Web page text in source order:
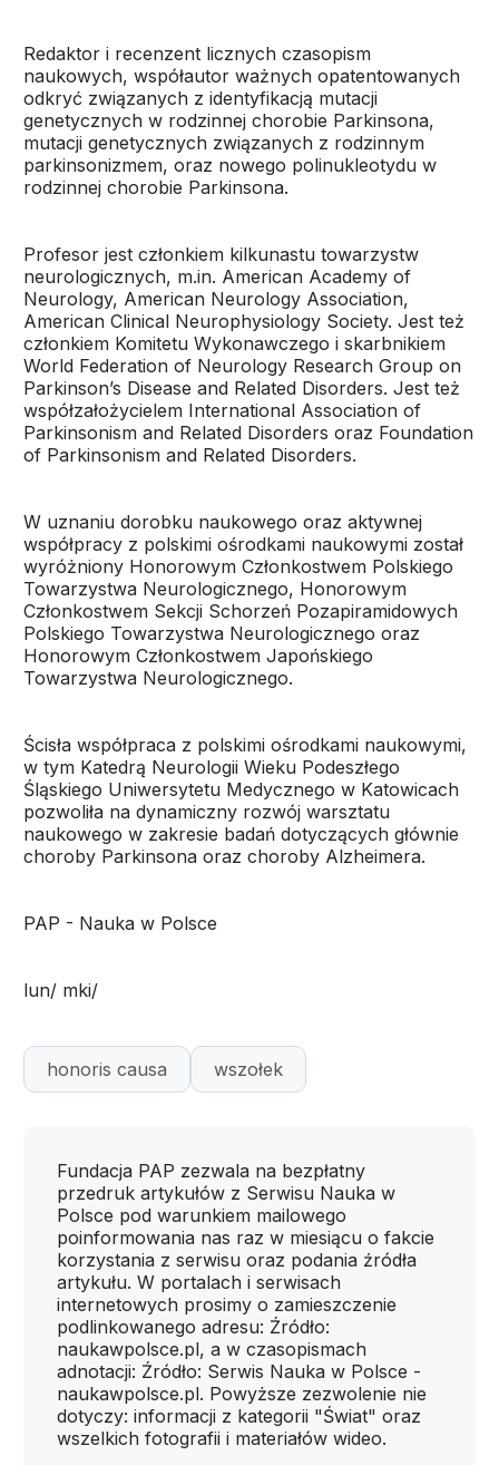
Redaktor i recenzent licznych czasopism
naukowych, współautor ważnych opatentowanych
odkryć związanych z identyfikacją mutacji
genetycznych w rodzinnej chorobie Parkinsona,
mutacji genetycznych związanych z rodzinnym
parkinsonizmem, oraz nowego polinukleotydu w
rodzinnej chorobie Parkinsona.
Profesor jest członkiem kilkunastu towarzystw
neurologicznych, m.in. American Academy of
Neurology, American Neurology Association,
American Clinical Neurophysiology Society. Jest też
członkiem Komitetu Wykonawczego i skarbnikiem
World Federation of Neurology Research Group on
Parkinson’s Disease and Related Disorders. Jest też
współzałożycielem International Association of
Parkinsonism and Related Disorders oraz Foundation
of Parkinsonism and Related Disorders.
W uznaniu dorobku naukowego oraz aktywnej
współpracy z polskimi ośrodkami naukowymi został
wyróżniony Honorowym Członkostwem Polskiego
Towarzystwa Neurologicznego, Honorowym
Członkostwem Sekcji Schorzeń Pozapiramidowych
Polskiego Towarzystwa Neurologicznego oraz
Honorowym Członkostwem Japońskiego
Towarzystwa Neurologicznego.
Ścisła współpraca z polskimi ośrodkami naukowymi,
w tym Katedrą Neurologii Wieku Podeszłego
Śląskiego Uniwersytetu Medycznego w Katowicach
pozwoliła na dynamiczny rozwój warsztatu
naukowego w zakresie badań dotyczących głównie
choroby Parkinsona oraz choroby Alzheimera.
PAP - Nauka w Polsce
lun/ mki/
honoris causa wszołek
Fundacja PAP zezwala na bezpłatny
przedruk artykułów z Serwisu Nauka w
Polsce pod warunkiem mailowego
poinformowania nas raz w miesiącu o fakcie
korzystania z serwisu oraz podania źródła
artykułu. W portalach i serwisach
internetowych prosimy o zamieszczenie
podlinkowanego adresu: Źródło:
naukawpolsce.pl, a w czasopismach
adnotacji: Źródło: Serwis Nauka w Polsce -
naukawpolsce.pl. Powyższe zezwolenie nie
dotyczy: informacji z kategorii "Świat" oraz
wszelkich fotografii i materiałów wideo.